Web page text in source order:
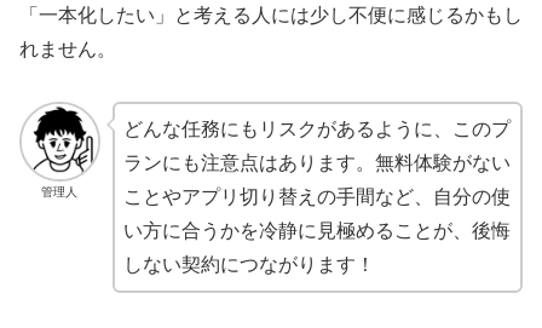
「一本化したい」と考える人には少し不便に感じるかもし
れません。
管理人
どんな任務にもリスクがあるように、このプ
ランにも注意点はあります。無料体験がない
ことやアプリ切り替えの手間など、自分の使
い方に合うかを冷静に見極めることが、後悔
しない契約につながります！